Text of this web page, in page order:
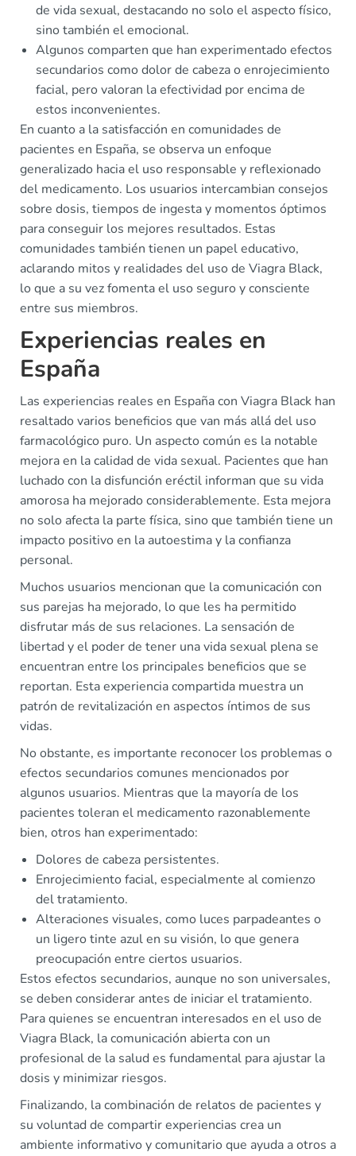
de vida sexual, destacando no solo el aspecto físico,
sino también el emocional.
Algunos comparten que han experimentado efectos
secundarios como dolor de cabeza o enrojecimiento
facial, pero valoran la efectividad por encima de
estos inconvenientes.
En cuanto a la satisfacción en comunidades de
pacientes en España, se observa un enfoque
generalizado hacia el uso responsable y reflexionado
del medicamento. Los usuarios intercambian consejos
sobre dosis, tiempos de ingesta y momentos óptimos
para conseguir los mejores resultados. Estas
comunidades también tienen un papel educativo,
aclarando mitos y realidades del uso de Viagra Black,
lo que a su vez fomenta el uso seguro y consciente
entre sus miembros.
Experiencias reales en
España
Las experiencias reales en España con Viagra Black han
resaltado varios beneficios que van más allá del uso
farmacológico puro. Un aspecto común es la notable
mejora en la calidad de vida sexual. Pacientes que han
luchado con la disfunción eréctil informan que su vida
amorosa ha mejorado considerablemente. Esta mejora
no solo afecta la parte física, sino que también tiene un
impacto positivo en la autoestima y la confianza
personal.
Muchos usuarios mencionan que la comunicación con
sus parejas ha mejorado, lo que les ha permitido
disfrutar más de sus relaciones. La sensación de
libertad y el poder de tener una vida sexual plena se
encuentran entre los principales beneficios que se
reportan. Esta experiencia compartida muestra un
patrón de revitalización en aspectos íntimos de sus
vidas.
No obstante, es importante reconocer los problemas o
efectos secundarios comunes mencionados por
algunos usuarios. Mientras que la mayoría de los
pacientes toleran el medicamento razonablemente
bien, otros han experimentado:
Dolores de cabeza persistentes.
Enrojecimiento facial, especialmente al comienzo
del tratamiento.
Alteraciones visuales, como luces parpadeantes o
un ligero tinte azul en su visión, lo que genera
preocupación entre ciertos usuarios.
Estos efectos secundarios, aunque no son universales,
se deben considerar antes de iniciar el tratamiento.
Para quienes se encuentran interesados en el uso de
Viagra Black, la comunicación abierta con un
profesional de la salud es fundamental para ajustar la
dosis y minimizar riesgos.
Finalizando, la combinación de relatos de pacientes y
su voluntad de compartir experiencias crea un
ambiente informativo y comunitario que ayuda a otros a